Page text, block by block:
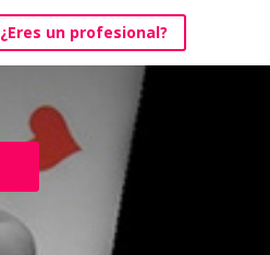
¿Eres un profesional?